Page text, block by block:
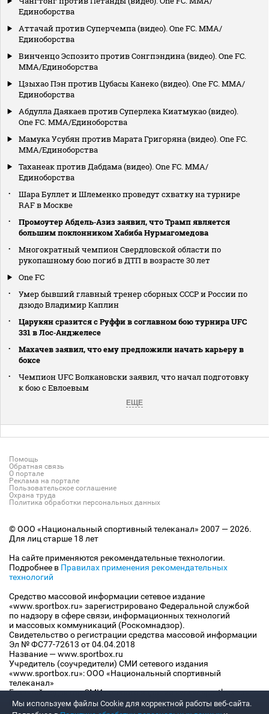
Единоборства
Аттачай против Суперчемпа (видео). One FC. MMA/
Единоборства
Винченцо Эспозито против Сонгпэндина (видео). One FC.
MMA/Единоборства
Цзыхао Пэн против Цубасы Канеко (видео). One FC. MMA/
Единоборства
Абдулла Даякаев против Суперлека Киатмукао (видео).
One FC. MMA/Единоборства
Мамука Усубян против Марата Григоряна (видео). One FC.
MMA/Единоборства
Таханеак против Дабдама (видео). One FC. MMA/
Единоборства
Шара Буллет и Шлеменко проведут схватку на турнире
RAF в Москве
Промоутер Абдель‑Азиз заявил, что Трамп является
большим поклонником Хабиба Нурмагомедова
Многократный чемпион Свердловской области по
рукопашному бою погиб в ДТП в возрасте 30 лет
One FC
Умер бывший главный тренер сборных СССР и России по
дзюдо Владимир Каплин
Царукян сразится с Руффи в соглавном бою турнира UFC
331 в Лос‑Анджелесе
Махачев заявил, что ему предложили начать карьеру в
боксе
Чемпион UFC Волкановски заявил, что начал подготовку
к бою с Евлоевым
ЕЩЕ
Помощь
Обратная связь
О портале
Реклама на портале
Пользовательское соглашение
Охрана труда
Политика обработки персональных данных
© ООО «Национальный спортивный телеканал» 2007 — 2026.
Для лиц старше 18 лет
На сайте применяются рекомендательные технологии.
Подробнее в Правилах применения рекомендательных
технологий
Средство массовой информации сетевое издание
«www.sportbox.ru» зарегистрировано Федеральной службой
по надзору в сфере связи, информационных технологий
и массовых коммуникаций (Роскомнадзор).
Свидетельство о регистрации средства массовой информации
Эл № ФС77-72613 от 04.04.2018
Название — www.sportbox.ru
Учредитель (соучредители) СМИ сетевого издания
«www.sportbox.ru»: ООО «Национальный спортивный
телеканал»
Главный редактор СМИ сетевого издания «www.sportbox.ru»:
Конов В.А.
Номер телефона редакции СМИ сетевого издания
Мы используем файлы Сookie для корректной работы веб-сайта.